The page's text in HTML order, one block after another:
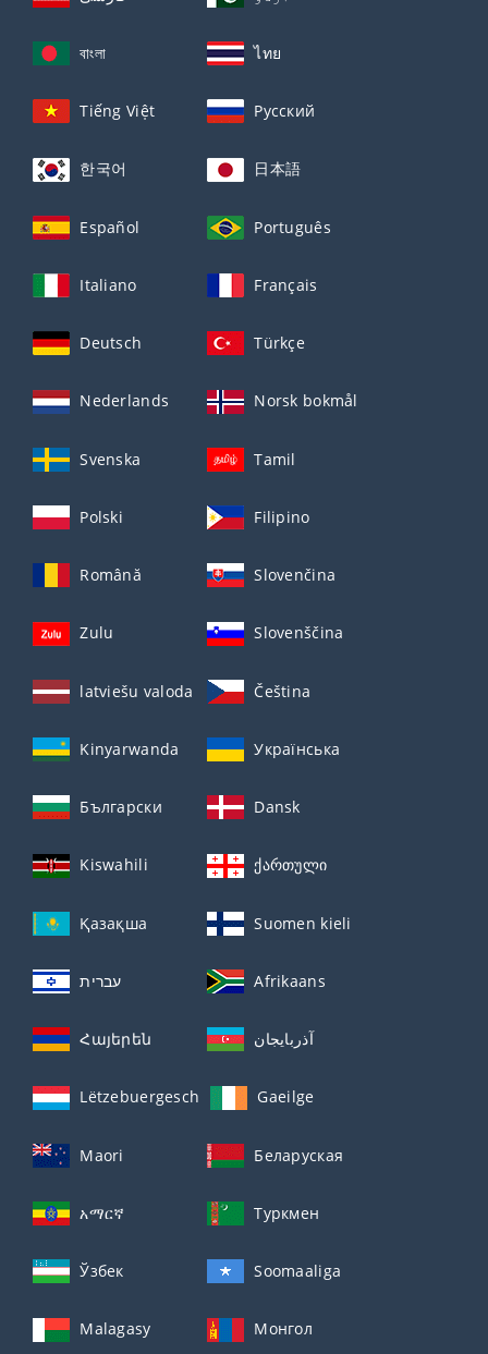
বাংলা ไทย
Tiếng Việt Русский
한국어 日本語
Español Português
Italiano Français
Deutsch Türkçe
Nederlands Norsk bokmål
Svenska Tamil
Polski Filipino
Română Slovenčina
Zulu Slovenščina
latviešu valoda Čeština
Kinyarwanda Українська
Български Dansk
Kiswahili ქართული
Қазақша Suomen kieli
עברית Afrikaans
Հայերեն آذربايجان
Lëtzebuergesch Gaeilge
Maori Беларуская
አማርኛ Туркмен
Ўзбек Soomaaliga
Malagasy Монгол